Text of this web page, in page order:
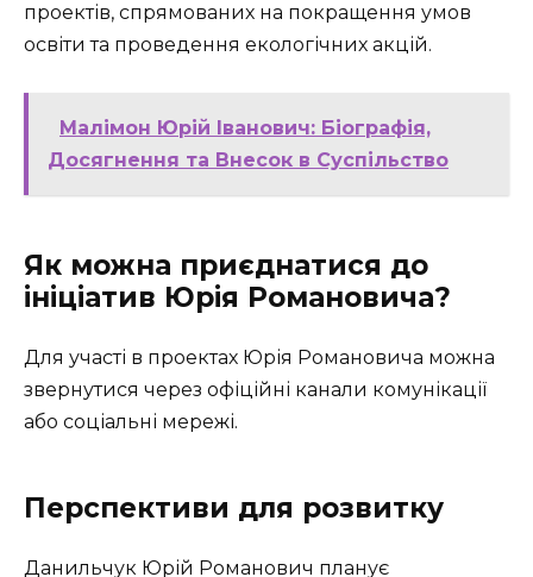
проектів, спрямованих на покращення умов
освіти та проведення екологічних акцій.
Малімон Юрій Іванович: Біографія,
Досягнення та Внесок в Суспільство
Як можна приєднатися до
ініціатив Юрія Романовича?
Для участі в проектах Юрія Романовича можна
звернутися через офіційні канали комунікації
або соціальні мережі.
Перспективи для розвитку
Данильчук Юрій Романович планує